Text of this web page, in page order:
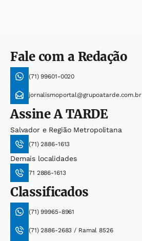
Fale com a Redação
(71) 99601-0020
jornalismoportal@grupoatarde.com.br
AssineA TARDE
Salvador e Região Metropolitana
(71) 2886-1613
Demais localidades
71 2886-1613
Classificados
(71) 99965-8961
(71) 2886-2683 / Ramal 8526